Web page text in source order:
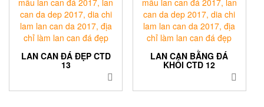
LAN CAN ĐÁ ĐẸP CTD
13
LAN CAN BẰNG ĐÁ
KHỐI CTD 12